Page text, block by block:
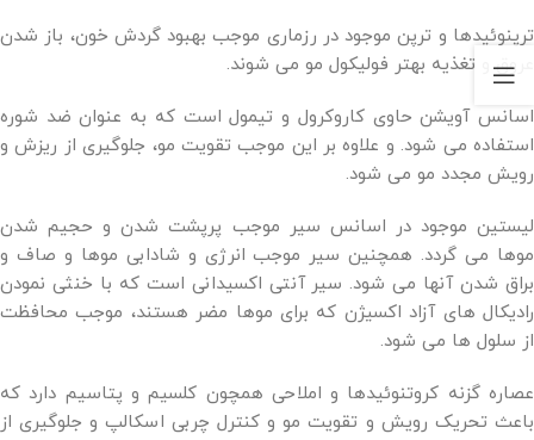
ترپنوئیدها و ترپن موجود در رزماری موجب بهبود گردش خون، باز شدن
عروق و تغذیه بهتر فولیکول مو می شوند.
اسانس آویشن حاوی کاروکرول و تیمول است که به عنوان ضد شوره
استفاده می شود. و علاوه بر این موجب تقویت مو، جلوگیری از ریزش و
رویش مجدد مو می شود.
لیستین موجود در اسانس سیر موجب پرپشت شدن و حجیم شدن
موها می گردد. همچنین سیر موجب انرژی و شادابی موها و صاف و
براق شدن آنها می شود. سیر آنتی اکسیدانی است که با خنثی نمودن
رادیکال های آزاد اکسیژن که برای موها مضر هستند، موجب محافظت
از سلول ها می شود.
عصاره گزنه کروتنوئیدها و املاحی همچون کلسیم و پتاسیم دارد که
باعث تحریک رویش و تقویت مو و کنترل چربی اسکالپ و جلوگیری از